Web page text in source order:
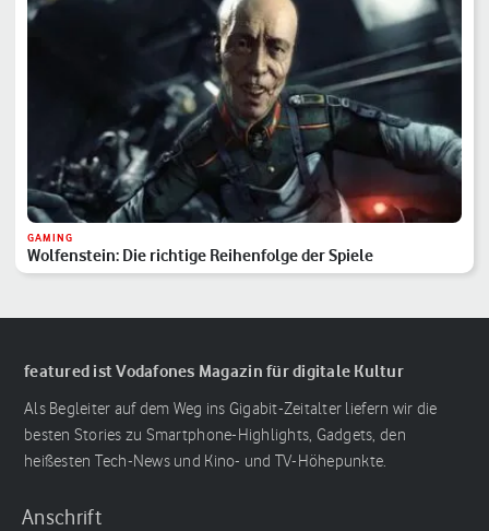
GAMING
Wolfenstein: Die richtige Reihenfolge der Spiele
featured ist Vodafones Magazin für digitale Kultur
Als Begleiter auf dem Weg ins Gigabit-Zeitalter liefern wir die
besten Stories zu Smartphone-Highlights, Gadgets, den
heißesten Tech-News und Kino- und TV-Höhepunkte.
Anschrift